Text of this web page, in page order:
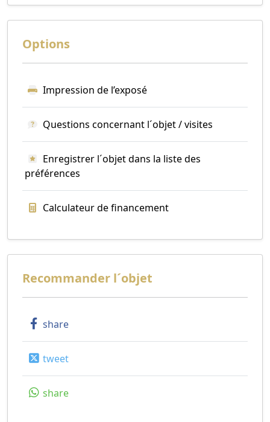
Options
Impression de l’exposé
Questions concernant l´objet / visites
Enregistrer l´objet dans la liste des
préférences
Calculateur de financement
Recommander l´objet
share
tweet
share